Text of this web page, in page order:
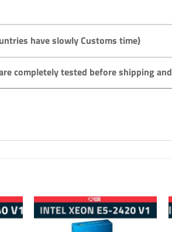
have slowly Customs time)
completely tested before shipping